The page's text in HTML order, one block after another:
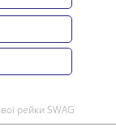
рейки SWAG